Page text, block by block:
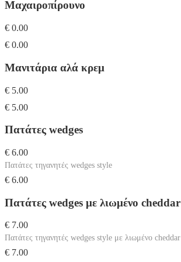
Μαχαιροπίρουνο
€ 0.00
€ 0.00
Μανιτάρια αλά κρεμ
€ 5.00
€ 5.00
Πατάτες wedges
€ 6.00
Πατάτες τηγανητές wedges style
€ 6.00
Πατάτες wedges με λιωμένο cheddar
€ 7.00
Πατάτες τηγανητές wedges style με λιωμένο cheddar
€ 7.00